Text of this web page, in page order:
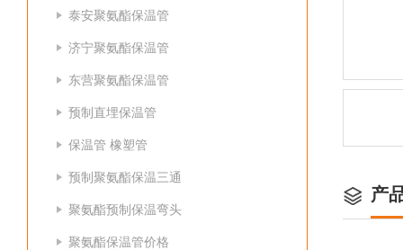
泰安聚氨酯保温管
济宁聚氨酯保温管
东营聚氨酯保温管
预制直埋保温管
保温管 橡塑管
预制聚氨酯保温三通
聚氨酯预制保温弯头
聚氨酯保温管价格
产